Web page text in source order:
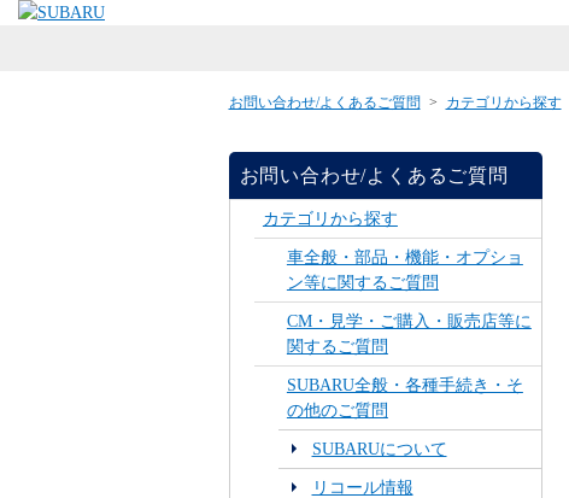
お問い合わせ/よくあるご質問 > カテゴリから探す
お問い合わせ/よくあるご質問
カテゴリから探す
車全般・部品・機能・オプショ
ン等に関するご質問
CM・見学・ご購入・販売店等に
関するご質問
SUBARU全般・各種手続き・そ
の他のご質問
SUBARUについて
リコール情報